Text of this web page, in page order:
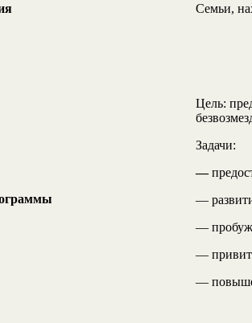
Семьи,
Цель:
Задачи:
—
—
—
—
—